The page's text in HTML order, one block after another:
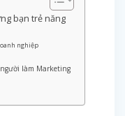
bạn trẻ năng
nghiệp
làm Marketing